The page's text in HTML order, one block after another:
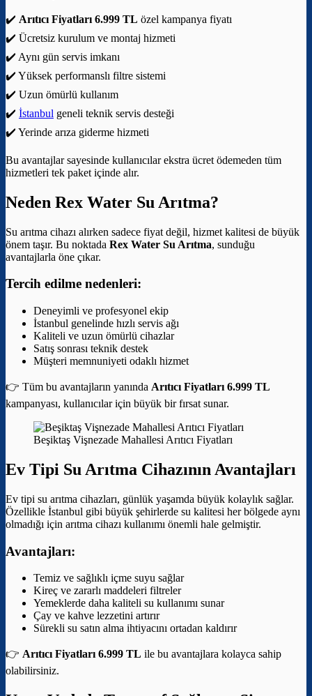
✔️ Arıtıcı Fiyatları 6.999 TL özel kampanya fiyatı
✔️ Ücretsiz kurulum ve montaj hizmeti
✔️ Aynı gün servis imkanı
✔️ Yüksek performanslı filtre sistemi
✔️ Uzun ömürlü kullanım
✔️ İstanbul geneli teknik servis desteği
✔️ Yerinde arıza giderme hizmeti
Bu avantajlar sayesinde kullanıcılar ekstra ücret ödemeden tüm
hizmetleri tek paket içinde alır.
Neden Rex Water Su Arıtma?
Su arıtma cihazı alırken sadece fiyat değil, hizmet kalitesi de büyük
önem taşır. Bu noktada Rex Water Su Arıtma, sunduğu
avantajlarla öne çıkar.
Tercih edilme nedenleri:
Deneyimli ve profesyonel ekip
İstanbul genelinde hızlı servis ağı
Kaliteli ve uzun ömürlü cihazlar
Satış sonrası teknik destek
Müşteri memnuniyeti odaklı hizmet
👉 Tüm bu avantajların yanında Arıtıcı Fiyatları 6.999 TL
kampanyası, kullanıcılar için büyük bir fırsat sunar.
Beşiktaş Vişnezade Mahallesi Arıtıcı Fiyatları
Ev Tipi Su Arıtma Cihazının Avantajları
Ev tipi su arıtma cihazları, günlük yaşamda büyük kolaylık sağlar.
Özellikle İstanbul gibi büyük şehirlerde su kalitesi her bölgede aynı
olmadığı için arıtma cihazı kullanımı önemli hale gelmiştir.
Avantajları:
Temiz ve sağlıklı içme suyu sağlar
Kireç ve zararlı maddeleri filtreler
Yemeklerde daha kaliteli su kullanımı sunar
Çay ve kahve lezzetini artırır
Sürekli su satın alma ihtiyacını ortadan kaldırır
👉 Arıtıcı Fiyatları 6.999 TL ile bu avantajlara kolayca sahip
olabilirsiniz.